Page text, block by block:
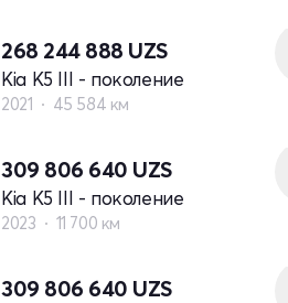
268 244 888 UZS
Kia K5 III - поколение
2021 45 584 км
309 806 640 UZS
Kia K5 III - поколение
2023 11 700 км
309 806 640 UZS